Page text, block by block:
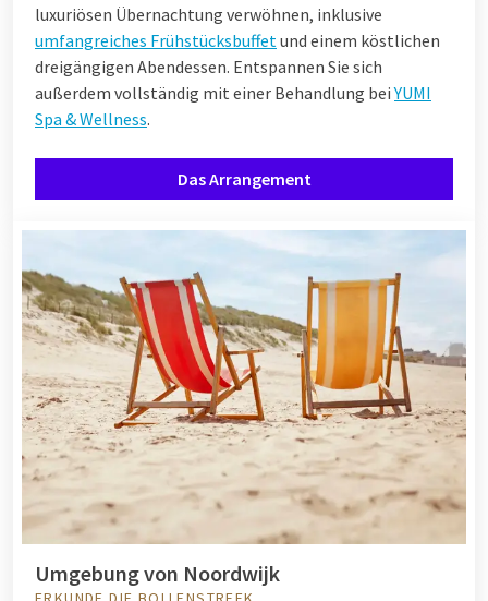
luxuriösen Übernachtung verwöhnen, inklusive
umfangreiches Frühstücksbuffet und einem köstlichen
dreigängigen Abendessen. Entspannen Sie sich
außerdem vollständig mit einer Behandlung beiYUMI
Spa & Wellness.
Das Arrangement
Umgebung von Noordwijk